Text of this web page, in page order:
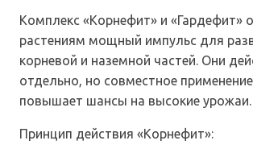
Комплекс «Корнефит» и «Гардефит»
растениям мощный импульс для
корневой и наземной частей. Они
отдельно, но совместное
повышает шансы на высокие урожаи.
Принцип действия «Корнефит»: